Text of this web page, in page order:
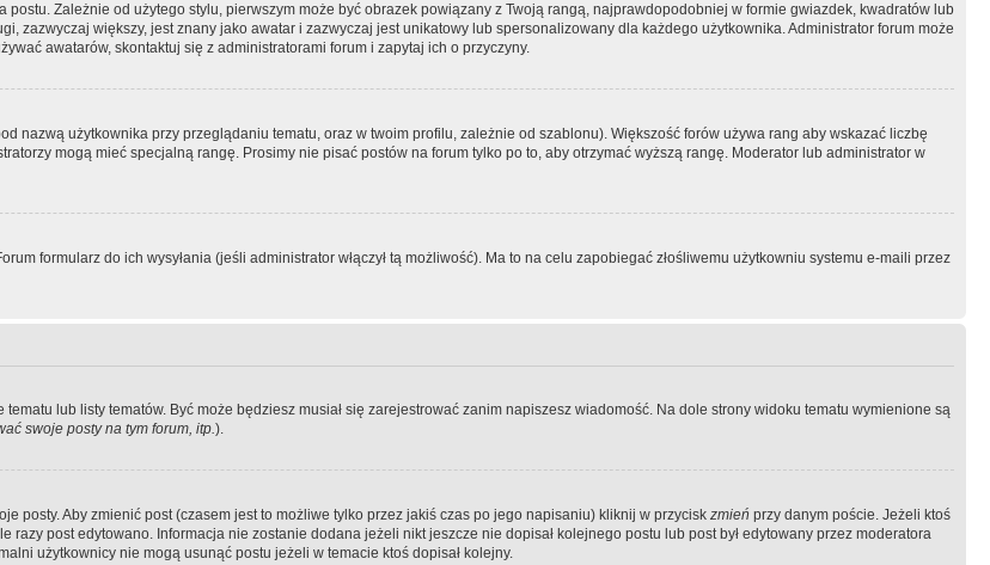
Zależnie od użytego stylu, pierwszym może być obrazek powiązany z Twoją rangą, najprawdopodobniej w formie gwiazdek, kwadratów lub
zazwyczaj większy, jest znany jako awatar i zazwyczaj jest unikatowy lub spersonalizowany dla każdego użytkownika. Administrator forum może
awatarów, skontaktuj się z administratorami forum i zapytaj ich o przyczyny.
nazwą użytkownika przy przeglądaniu tematu, oraz w twoim profilu, zależnie od szablonu). Większość forów używa rang aby wskazać liczbę
mogą mieć specjalną rangę. Prosimy nie pisać postów na forum tylko po to, aby otrzymać wyższą rangę. Moderator lub administrator w
formularz do ich wysyłania (jeśli administrator włączył tą możliwość). Ma to na celu zapobiegać złośliwemu użytkowniu systemu e-maili przez
lub listy tematów. Być może będziesz musiał się zarejestrować zanim napiszesz wiadomość. Na dole strony widoku tematu wymienione są
swoje posty na tym forum, itp.).
posty. Aby zmienić post (czasem jest to możliwe tylko przez jakiś czas po jego napisaniu) kliknij w przycisk zmień przy danym poście. Jeżeli ktoś
post edytowano. Informacja nie zostanie dodana jeżeli nikt jeszcze nie dopisał kolejnego postu lub post był edytowany przez moderatora
użytkownicy nie mogą usunąć postu jeżeli w temacie ktoś dopisał kolejny.